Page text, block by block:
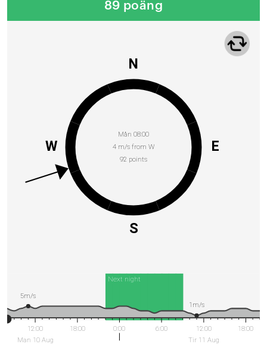
89 poäng
Mån 08:00
4 m/s from W
92 points
N
E
S
W
Next night
12:00
Man 10 Aug
18:00 0:00 6:00
12:00
Tir 11 Aug
18:00
5m/s
1m/s